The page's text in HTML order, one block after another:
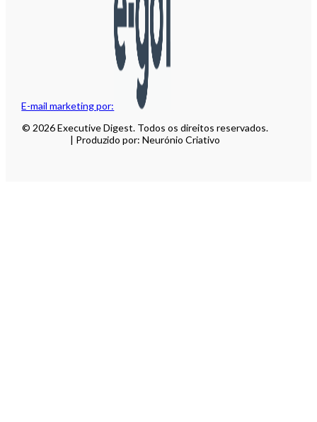
E-mail marketing por:
© 2026 Executive Digest. Todos os direitos reservados.
| Produzido por: Neurónio Criativo